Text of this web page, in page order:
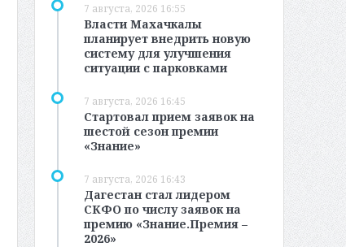
7 августа, 2026 16:55
Власти Махачкалы
планирует внедрить новую
систему для улучшения
ситуации с парковками
7 августа, 2026 16:45
Стартовал прием заявок на
шестой сезон премии
«Знание»
7 августа, 2026 16:43
Дагестан стал лидером
СКФО по числу заявок на
премию «Знание.Премия –
2026»